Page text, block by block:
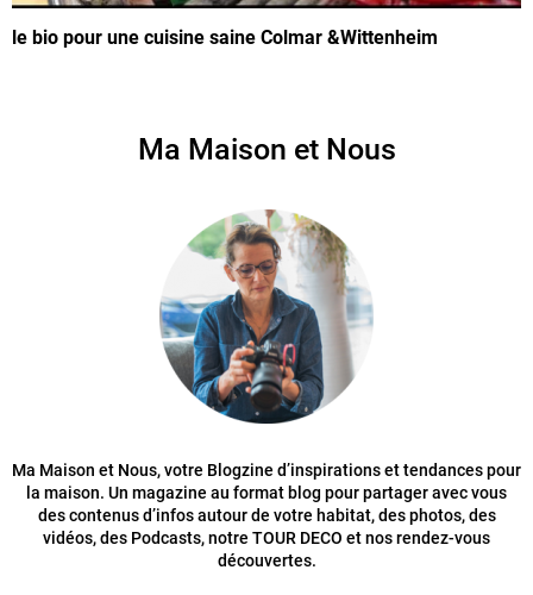
le bio pour une cuisine saine Colmar &Wittenheim
Ma Maison et Nous
Ma Maison et Nous, votre Blogzine d’inspirations et tendances pour
la maison. Un magazine au format blog pour partager avec vous
des contenus d’infos autour de votre habitat, des photos, des
vidéos, des Podcasts, notre TOUR DECO et nos rendez-vous
découvertes.